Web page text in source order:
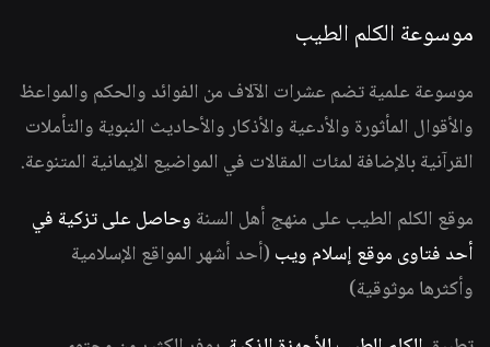
موسوعة الكلم الطيب
موسوعة علمية تضم عشرات الآلاف من الفوائد والحكم والمواعظ
والأقوال المأثورة والأدعية والأذكار والأحاديث النبوية والتأملات
القرآنية بالإضافة لمئات المقالات في المواضيع الإيمانية المتنوعة.
موقع الكلم الطيب على منهج أهل السنة وحاصل على تزكية في
أحد فتاوى موقع إسلام ويب (أحد أشهر المواقع الإسلامية
وأكثرها موثوقية)